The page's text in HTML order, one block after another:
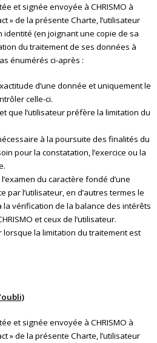
et signée envoyée à CHRISMO à
» de la présente Charte, l’utilisateur
(en joignant une copie de sa
du traitement de ses données à
énumérés ci-après :
d’une donnée et uniquement le
celle-ci.
que l’utilisateur préfère la limitation du
à la poursuite des finalités du
pour la constatation, l’exercice ou la
du caractère fondé d’une
par l’utilisateur, en d’autres termes le
la vérification de la balance des intérêts
et ceux de l’utilisateur.
lorsque la limitation du traitement est
et signée envoyée à CHRISMO à
» de la présente Charte, l’utilisateur